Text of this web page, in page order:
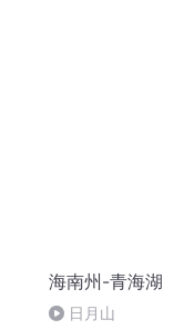
海南州-青海湖
日月山